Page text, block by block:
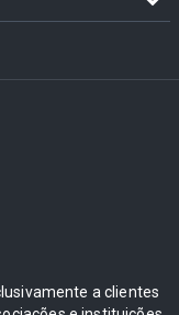
a clientes